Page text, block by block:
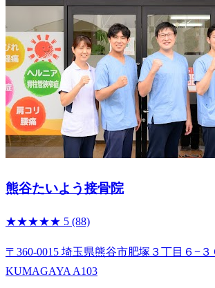
熊谷たいよう接骨院
★★★★★ 5 (88)
〒360-0015 埼玉県熊谷市肥塚３丁目６−
KUMAGAYA A103